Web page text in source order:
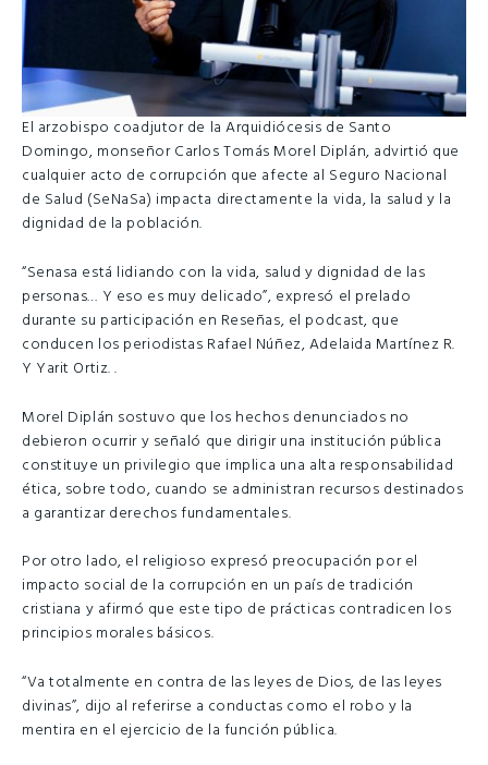
El arzobispo coadjutor de la Arquidiócesis de Santo
Domingo, monseñor Carlos Tomás Morel Diplán, advirtió que
cualquier acto de corrupción que afecte al Seguro Nacional
de Salud (SeNaSa) impacta directamente la vida, la salud y la
dignidad de la población.
“Senasa está lidiando con la vida, salud y dignidad de las
personas… Y eso es muy delicado”, expresó el prelado
durante su participación en Reseñas, el podcast, que
conducen los periodistas Rafael Núñez, Adelaida Martínez R.
Y Yarit Ortiz. .
Morel Diplán sostuvo que los hechos denunciados no
debieron ocurrir y señaló que dirigir una institución pública
constituye un privilegio que implica una alta responsabilidad
ética, sobre todo, cuando se administran recursos destinados
a garantizar derechos fundamentales.
Por otro lado, el religioso expresó preocupación por el
impacto social de la corrupción en un país de tradición
cristiana y afirmó que este tipo de prácticas contradicen los
principios morales básicos.
“Va totalmente en contra de las leyes de Dios, de las leyes
divinas”, dijo al referirse a conductas como el robo y la
mentira en el ejercicio de la función pública.